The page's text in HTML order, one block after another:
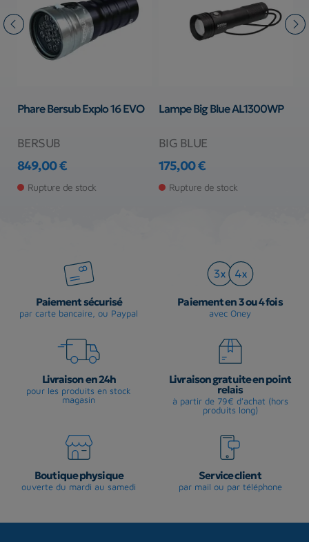
Phare Bersub Explo 16 EVO
BERSUB
Prix
849,00 €
Rupture de stock
Lampe Big Blue AL1300WP
BIG BLUE
Prix
175,00 €
Rupture de stock
Paiement sécurisé
par carte bancaire, ou Paypal
Paiement en 3 ou 4 fois
avec Oney
Livraison en 24h
pour les produits en stock
magasin
Livraison gratuite en point
relais
à partir de 79€ d'achat (hors
produits long)
Boutique physique
ouverte du mardi au samedi
Service client
par mail ou par téléphone